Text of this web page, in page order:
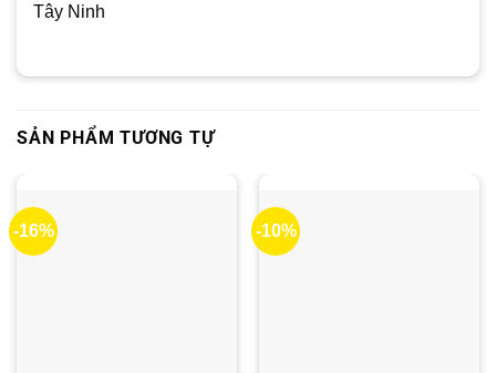
Tây Ninh
SẢN PHẨM TƯƠNG TỰ
-16% -10%